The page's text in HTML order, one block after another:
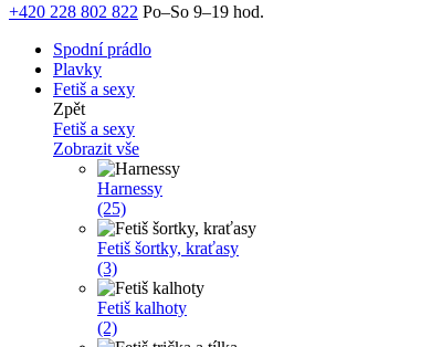
+420 228 802 822 Po–So 9–19 hod.
Spodní prádlo
Plavky
Fetiš a sexy
Zpět
Fetiš a sexy
Zobrazit vše
Harnessy
(25)
Fetiš šortky, kraťasy
(3)
Fetiš kalhoty
(2)